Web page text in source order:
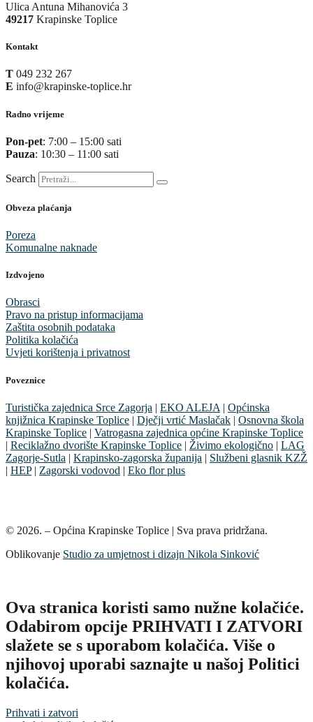
Ulica Antuna Mihanovića 3
49217 Krapinske Toplice
Kontakt
T 049 232 267
E info@krapinske-toplice.hr
Radno vrijeme
Pon-pet: 7:00 – 15:00 sati
Pauza: 10:30 – 11:00 sati
Search
Obveza plaćanja
Poreza
Komunalne naknade
Izdvojeno
Obrasci
Pravo na pristup informacijama
Zaštita osobnih podataka
Politika kolačića
Uvjeti korištenja i privatnost
Poveznice
Turistička zajednica Srce Zagorja | EKO ALEJA | Općinska
knjižnica Krapinske Toplice | Dječji vrtić Maslačak | Osnovna škola
Krapinske Toplice | Vatrogasna zajednica općine Krapinske Toplice
| Reciklažno dvorište Krapinske Toplice | Živimo ekologično | LAG
Zagorje-Sutla | Krapinsko-zagorska županija | Službeni glasnik KZŽ
| HEP| Zagorski vodovod | Eko flor plus
© 2026. – Općina Krapinske Toplice | Sva prava pridržana.
Oblikovanje Studio za umjetnost i dizajn Nikola Sinković
Ova stranica koristi samo nužne kolačiće.
Odabirom opcije PRIHVATI I ZATVORI
slažete se s uporabom kolačića. Više o
njihovoj uporabi saznajte u našoj Politici
kolačića.
Prihvati i zatvori